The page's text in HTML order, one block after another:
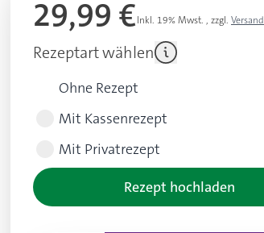
29,99 €Inkl. 19% Mwst. , zzgl. Versand
Rezeptart wählen
Ohne Rezept
Mit Kassenrezept
Mit Privatrezept
Rezept hochladen